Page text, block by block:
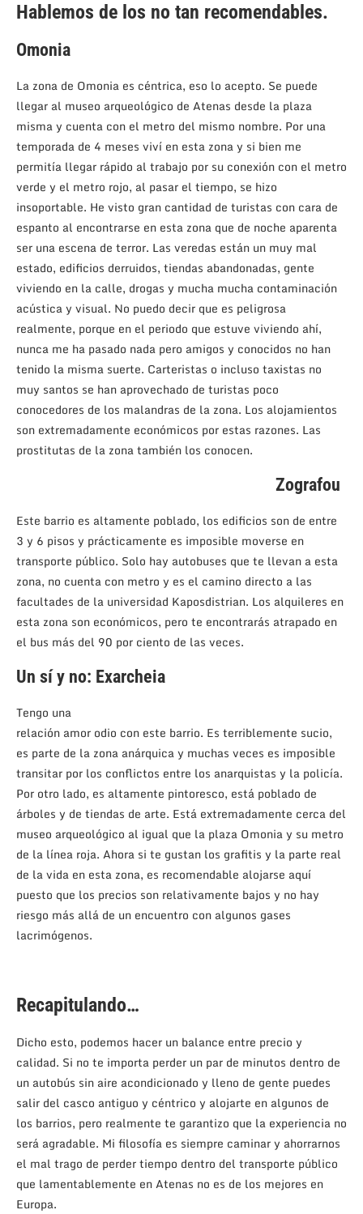
Hablemos de los no tan recomendables.
Omonia
La zona de Omonia es céntrica, eso lo acepto. Se puede
llegar al museo arqueológico de Atenas desde la plaza
misma y cuenta con el metro del mismo nombre. Por una
temporada de 4 meses viví en esta zona y si bien me
permitía llegar rápido al trabajo por su conexión con el metro
verde y el metro rojo, al pasar el tiempo, se hizo
insoportable. He visto gran cantidad de turistas con cara de
espanto al encontrarse en esta zona que de noche aparenta
ser una escena de terror. Las veredas están un muy mal
estado, edificios derruidos, tiendas abandonadas, gente
viviendo en la calle, drogas y mucha mucha contaminación
acústica y visual. No puedo decir que es peligrosa
realmente, porque en el periodo que estuve viviendo ahí,
nunca me ha pasado nada pero amigos y conocidos no han
tenido la misma suerte. Carteristas o incluso taxistas no
muy santos se han aprovechado de turistas poco
conocedores de los malandras de la zona. Los alojamientos
son extremadamente económicos por estas razones. Las
prostitutas de la zona también los conocen.
Zografou
Este barrio es altamente poblado, los edificios son de entre
3 y 6 pisos y prácticamente es imposible moverse en
transporte público. Solo hay autobuses que te llevan a esta
zona, no cuenta con metro y es el camino directo a las
facultades de la universidad Kaposdistrian. Los alquileres en
esta zona son económicos, pero te encontrarás atrapado en
el bus más del 90 por ciento de las veces.
Un sí y no: Exarcheia
Tengo una
relación amor odio con este barrio. Es terriblemente sucio,
es parte de la zona anárquica y muchas veces es imposible
transitar por los conflictos entre los anarquistas y la policía.
Por otro lado, es altamente pintoresco, está poblado de
árboles y de tiendas de arte. Está extremadamente cerca del
museo arqueológico al igual que la plaza Omonia y su metro
de la línea roja. Ahora si te gustan los grafitis y la parte real
de la vida en esta zona, es recomendable alojarse aquí
puesto que los precios son relativamente bajos y no hay
riesgo más allá de un encuentro con algunos gases
lacrimógenos.
Recapitulando…
Dicho esto, podemos hacer un balance entre precio y
calidad. Si no te importa perder un par de minutos dentro de
un autobús sin aire acondicionado y lleno de gente puedes
salir del casco antiguo y céntrico y alojarte en algunos de
los barrios, pero realmente te garantizo que la experiencia no
será agradable. Mi filosofía es siempre caminar y ahorrarnos
el mal trago de perder tiempo dentro del transporte público
que lamentablemente en Atenas no es de los mejores en
Europa.